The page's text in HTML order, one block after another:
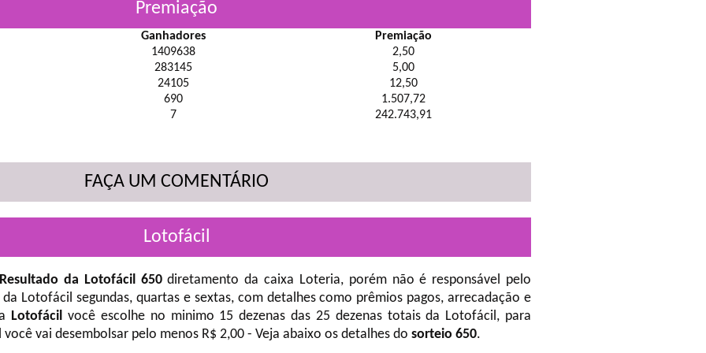
Premiação
Ganhadores
Premiação
1409638
2,50
283145
5,00
24105
12,50
690
1.507,72
7
242.743,91
FAÇA UM COMENTÁRIO
Lotofácil
Resultado da Lotofácil 650diretamento da caixa Loteria, porém não é responsável pelo
da Lotofácil segundas, quartas e sextas, com detalhes como prêmios pagos, arrecadação e
Lotofácil você escolhe no minimo 15 dezenas das 25 dezenas totais da Lotofácil, para
vai desembolsar pelo menos R$ 2,00 - Veja abaixo os detalhes do sorteio 650.